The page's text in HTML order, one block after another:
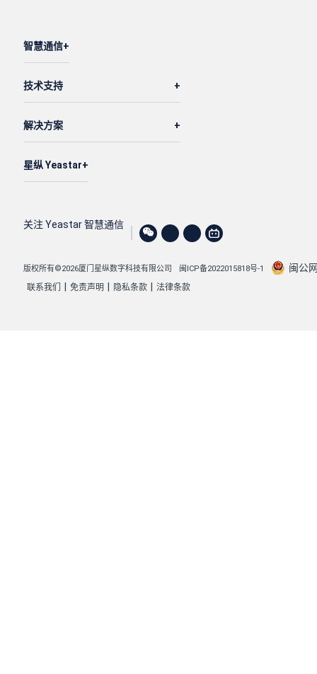
智慧通信
技术支持
解决方案
星纵 Yeastar
关注 Yeastar 智慧通信
版权所有©2026厦门星纵数字科技有限公司 闽ICP备2022015818号-1 闽公
联系我们 免责声明 隐私条款 法律条款